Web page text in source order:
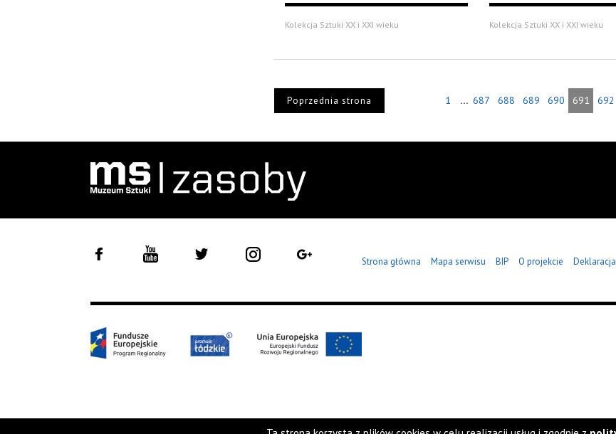
Kolekcja Sztuki XX i XXI wieku Kolekcja Sztuki XX i XXI wieku
Poprzednia strona 1 ... 687 688 689 690 691 692
Strona główna Mapa serwisu BIP O projekcie